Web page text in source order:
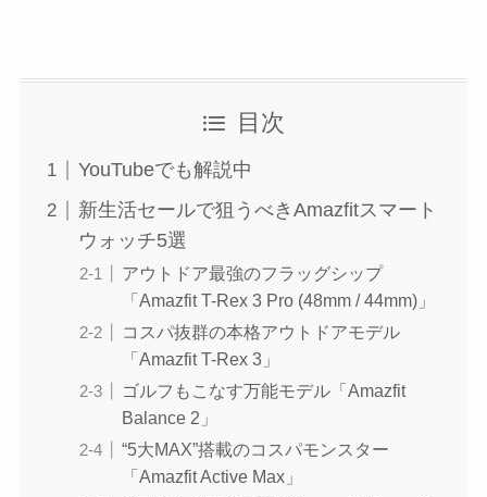
目次
YouTubeでも解説中
新生活セールで狙うべきAmazfitスマート
ウォッチ5選
アウトドア最強のフラッグシップ
「Amazfit T-Rex 3 Pro (48mm / 44mm)」
コスパ抜群の本格アウトドアモデル
「Amazfit T-Rex 3」
ゴルフもこなす万能モデル「Amazfit
Balance 2」
“5大MAX”搭載のコスパモンスター
「Amazfit Active Max」